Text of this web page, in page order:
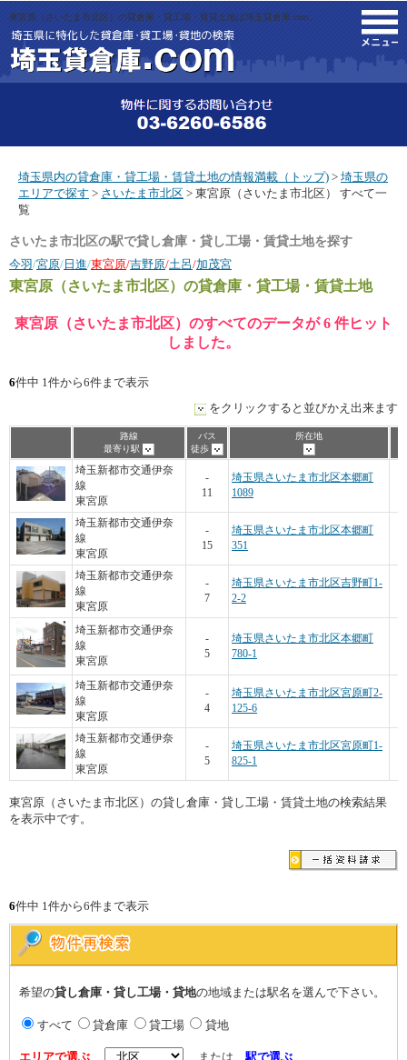
東宮原（さいたま市北区）の貸倉庫・貸工場・賃貸土地は埼玉貸倉庫.com。
埼玉県内の貸倉庫・貸工場・賃貸土地の情報満載（トップ) > 埼玉県の
エリアで探す > さいたま市北区 > 東宮原（さいたま市北区） すべて一
覧
さいたま市北区の駅で貸し倉庫・貸し工場・賃貸土地を探す
今羽/宮原/ 日進/東宮原/吉野原/土呂/加茂宮
東宮原（さいたま市北区） の貸倉庫・貸工場・賃貸土地
東宮原（さいたま市北区）のすべてのデータが 6 件ヒット
しました。
6件中 1件から6件まで表示
をクリックすると並びかえ出来ます
路線
最寄り駅
バス
徒歩
所在地
埼玉新都市交通伊奈
線
東宮原
-
11
埼玉県さいたま市北区本郷町
1089
埼玉新都市交通伊奈
線
東宮原
-
15
埼玉県さいたま市北区本郷町
351
埼玉新都市交通伊奈
線
東宮原
-
7
埼玉県さいたま市北区吉野町1-
2-2
埼玉新都市交通伊奈
線
東宮原
-
5
埼玉県さいたま市北区本郷町
780-1
埼玉新都市交通伊奈
線
東宮原
-
4
埼玉県さいたま市北区宮原町2-
125-6
埼玉新都市交通伊奈
線
東宮原
-
5
埼玉県さいたま市北区宮原町1-
825-1
東宮原（さいたま市北区）の貸し倉庫・貸し工場・賃貸土地の検索結果
を表示中です。
6件中 1件から6件まで表示
希望の貸し倉庫・貸し工場・貸地の地域または駅名を選んで下さい。
すべて 貸倉庫 貸工場 貸地
エリアで選ぶ または駅で選ぶ